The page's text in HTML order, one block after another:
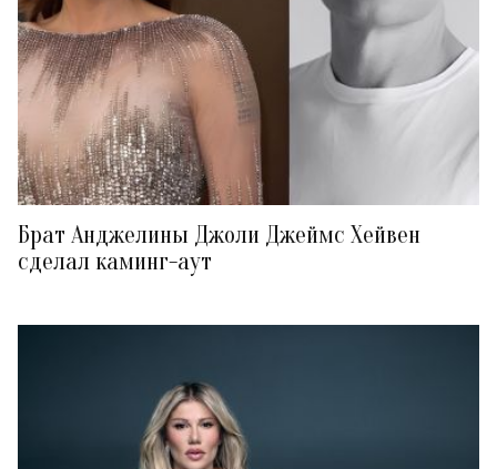
Брат Анджелины Джоли Джеймс Хейвен
сделал каминг-аут